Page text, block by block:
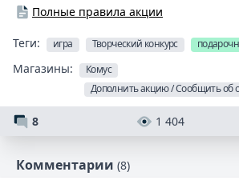
Полные правила акции
Теги: игра Творческий конкурс
Магазины:
Комус
Дополнить акцию / Сообщить об
8 1 404
Комментарии (8)